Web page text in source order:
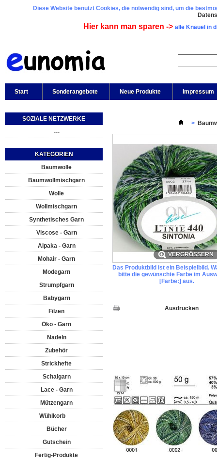
Diese Website benutzt Cookies, die notwendig sind, um die
Hier kann man sparen -> alle Knäuel in
Start Sonderangebote Neue Produkte Impressum
SOZIALE NETZWERKE
---
KATEGORIEN
Baumwolle
Baumwollmischgarn
Wolle
Wollmischgarn
Synthetisches Garn
Viscose - Garn
Alpaka - Garn
Mohair - Garn
Modegarn
Strumpfgarn
Babygarn
Filzen
Öko - Garn
Nadeln
Zubehör
Strickhefte
Schalgarn
Lace - Garn
Mützengarn
Wühlkorb
Bücher
Gutschein
Fertig-Produkte
>
VERGRÖSSERN
Das Produktbild ist ein Beispielbild.
bitte die gewünschte Farbe im
[Farbe:] aus.
Ausdrucken